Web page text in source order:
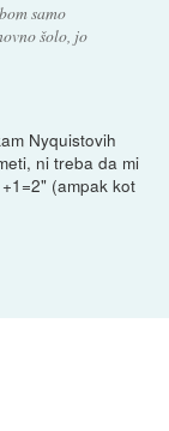
samo
šolo, jo
Nyquistovih
ni treba da mi
(ampak kot